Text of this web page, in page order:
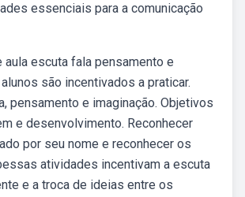
essenciais para a comunicação
aula escuta fala pensamento e
são incentivados a praticar.
pensamento e imaginação. Objetivos
e desenvolvimento. Reconhecer
por seu nome e reconhecer os
atividades incentivam a escuta
e a troca de ideias entre os